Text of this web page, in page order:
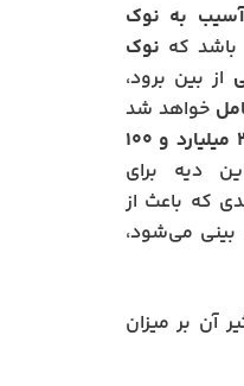
به نوک
باشد که نوک
از بین برود،
خواهد شد
۲ میلیارد و ۱۰۰
دیه برای
که باعث از
می‌شود،
آن بر میزان